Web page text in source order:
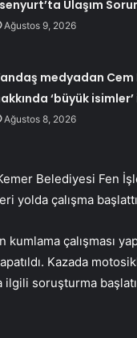
Ulaşım
Ağustos 9, 2026
medyadan Cem
‘büyük
Ağustos 8, 2026
Belediyesi Fen
yolda çalışma
çalışması
Kazada
ilgili soruşturma